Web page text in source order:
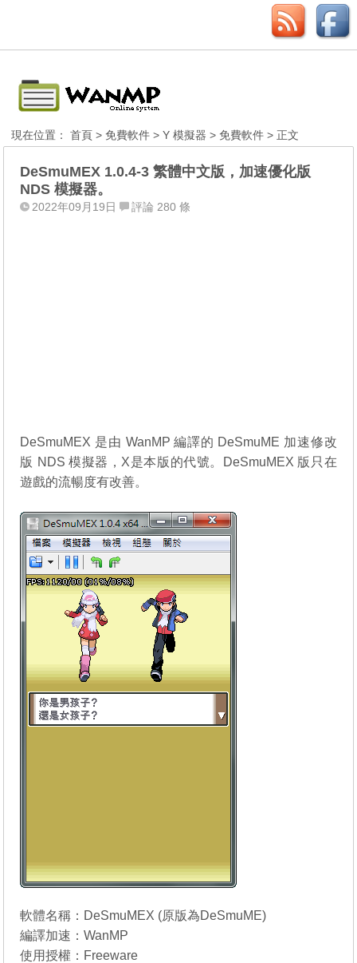
現在位置：首頁 >免費軟件 >Y 模擬器 >免費軟件 > 正文
DeSmuMEX 1.0.4-3 繁體中文版，加速優化版
NDS 模擬器。
2022年09月19日 評論 280 條
DeSmuMEX 是由 WanMP 編譯的 DeSmuME 加速修改
版 NDS 模擬器，X是本版的代號。DeSmuMEX 版只在
遊戲的流暢度有改善。
軟體名稱：DeSmuMEX (原版為DeSmuME)
編譯加速：WanMP
使用授權：Freeware